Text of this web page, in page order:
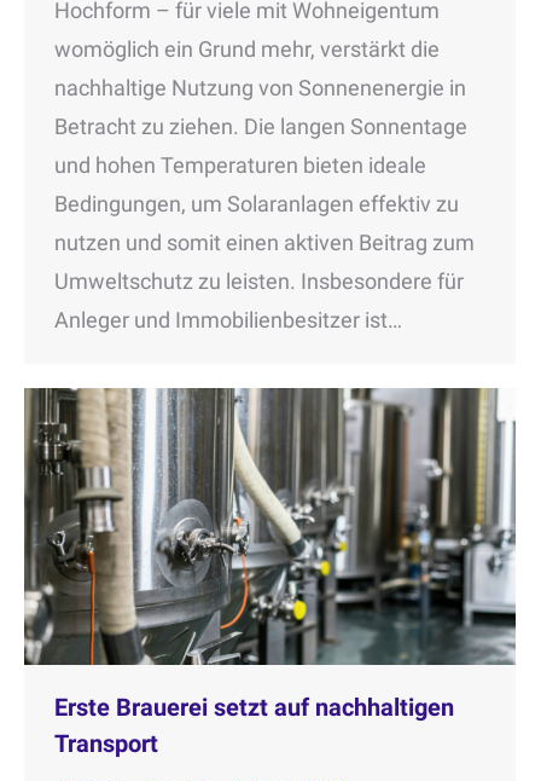
Hochform – für viele mit Wohneigentum
womöglich ein Grund mehr, verstärkt die
nachhaltige Nutzung von Sonnenenergie in
Betracht zu ziehen. Die langen Sonnentage
und hohen Temperaturen bieten ideale
Bedingungen, um Solaranlagen effektiv zu
nutzen und somit einen aktiven Beitrag zum
Umweltschutz zu leisten. Insbesondere für
Anleger und Immobilienbesitzer ist…
Erste Brauerei setzt auf nachhaltigen
Transport